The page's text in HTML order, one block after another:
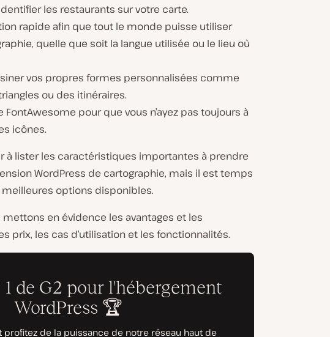
les restaurants sur votre carte.
rapide afin que tout le monde puisse utiliser
quelle que soit la langue utilisée ou le lieu où
vos propres formes personnalisées comme
ou des itinéraires.
FontAwesome pour que vous n’ayez pas toujours à
icônes.
à lister les caractéristiques importantes à prendre
WordPress de cartographie, mais il est temps
meilleures options disponibles.
mettons en évidence les avantages et les
prix, les cas d’utilisation et les fonctionnalités.